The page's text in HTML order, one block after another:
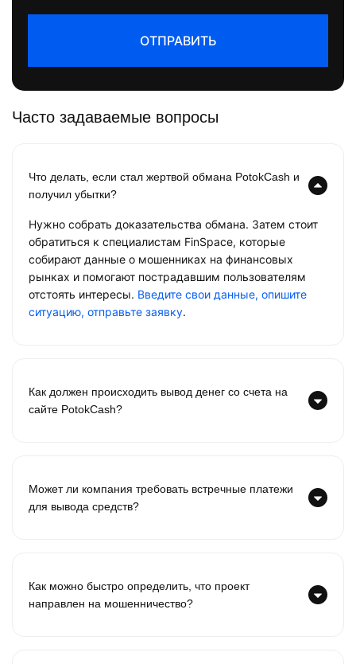
ОТПРАВИТЬ
Часто задаваемые вопросы
Что делать, если стал жертвой обмана PotokCash и
получил убытки?
Нужно собрать доказательства обмана. Затем стоит
обратиться к специалистам FinSpace, которые
собирают данные о мошенниках на финансовых
рынках и помогают пострадавшим пользователям
отстоять интересы. Введите свои данные, опишите
ситуацию, отправьте заявку.
Как должен происходить вывод денег со счета на
сайте PotokCash?
Может ли компания требовать встречные платежи
для вывода средств?
Как можно быстро определить, что проект
направлен на мошенничество?